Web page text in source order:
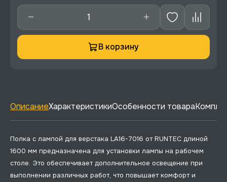
В корзину
ОписаниеХарактеристикиОсобенности товара
Полка с лампой для верстака LA16-7016 от RUNTEC длиной
1600 мм предназначена для установки лампы на рабочем
столе. Это обеспечивает дополнительное освещение при
выполнении различных работ, что повышает комфорт и